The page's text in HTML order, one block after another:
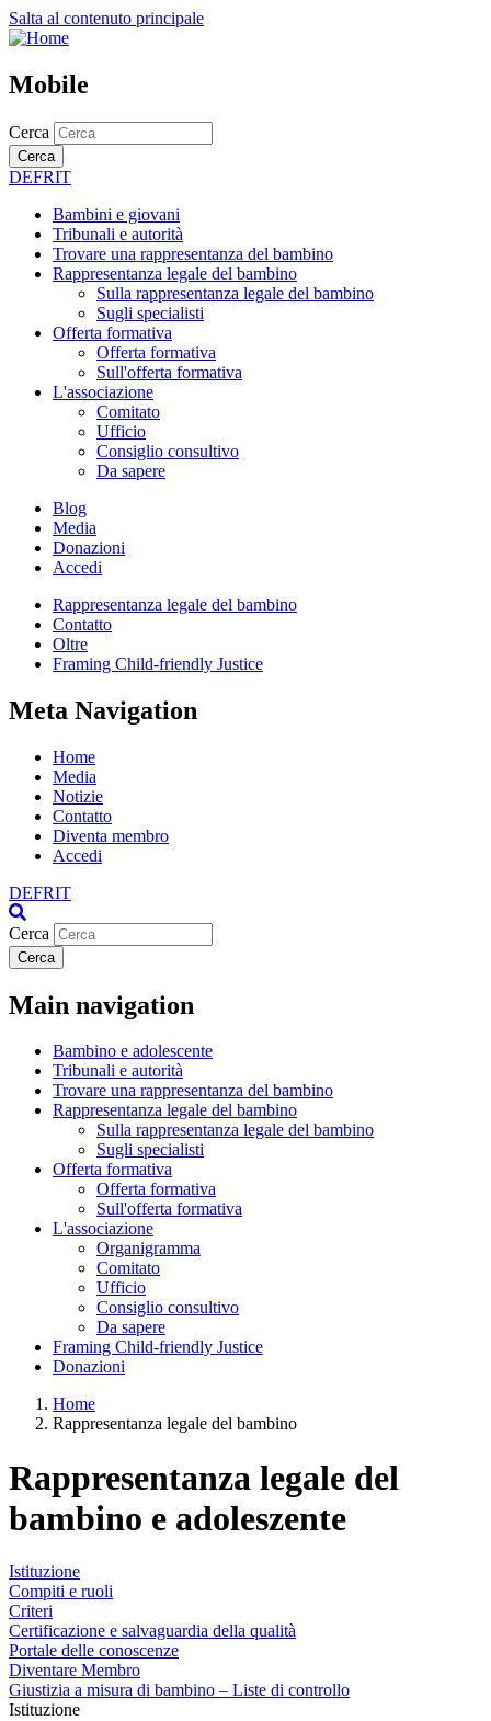
Salta al contenuto principale
Mobile
Cerca
Cerca
DEFRIT
Bambini e giovani
Tribunali e autorità
Trovare una rappresentanza del bambino
Rappresentanza legale del bambino
Sulla rappresentanza legale del bambino
Sugli specialisti
Offerta formativa
Offerta formativa
Sull'offerta formativa
L'associazione
Comitato
Ufficio
Consiglio consultivo
Da sapere
Blog
Media
Donazioni
Accedi
Rappresentanza legale del bambino
Contatto
Oltre
Framing Child-friendly Justice
Meta Navigation
Home
Media
Notizie
Contatto
Diventa membro
Accedi
DEFRIT
Cerca
Cerca
Main navigation
Bambino e adolescente
Tribunali e autorità
Trovare una rappresentanza del bambino
Rappresentanza legale del bambino
Sulla rappresentanza legale del bambino
Sugli specialisti
Offerta formativa
Offerta formativa
Sull'offerta formativa
L'associazione
Organigramma
Comitato
Ufficio
Consiglio consultivo
Da sapere
Framing Child-friendly Justice
Donazioni
Home
Rappresentanza legale del bambino
Rappresentanza legale del
bambino e adoleszente
Istituzione
Compiti e ruoli
Criteri
Certificazione e salvaguardia della qualità
Portale delle conoscenze
Diventare Membro
Giustizia a misura di bambino – Liste di controllo
Istituzione